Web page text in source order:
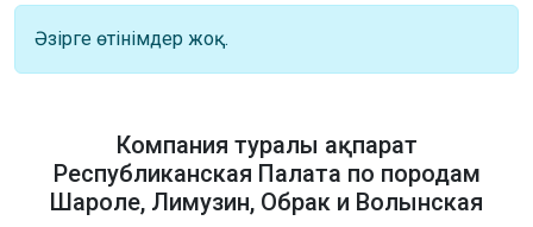
Әзірге өтінімдер жоқ.
Компания туралы ақпарат
Республиканская Палата по породам
Шароле, Лимузин, Обрак и Волынская